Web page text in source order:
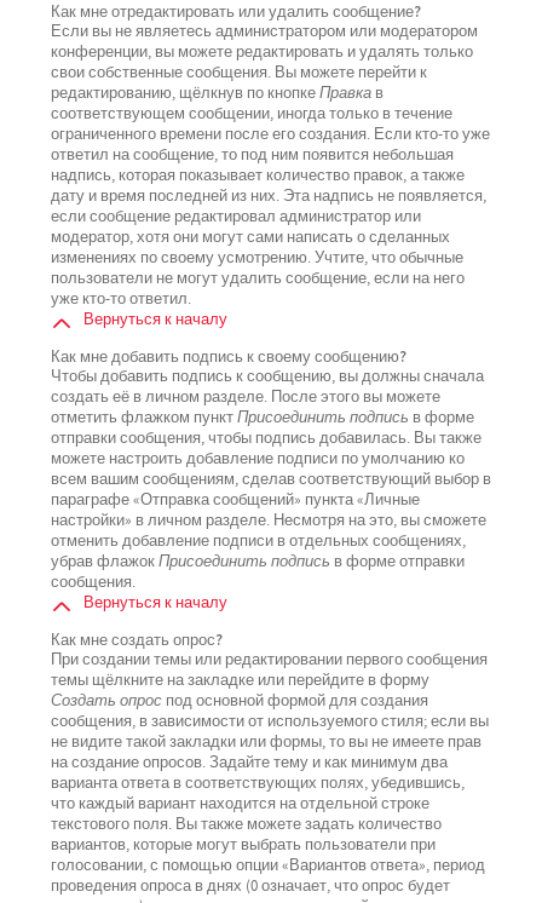
Как мне отредактировать или удалить сообщение?
Если вы не являетесь администратором или модератором
конференции, вы можете редактировать и удалять только
свои собственные сообщения. Вы можете перейти к
редактированию, щёлкнув по кнопкеПравкав
соответствующем сообщении, иногда только в течение
ограниченного времени после его создания. Если кто-то уже
ответил на сообщение, то под ним появится небольшая
надпись, которая показывает количество правок, а также
дату и время последней из них. Эта надпись не появляется,
если сообщение редактировал администратор или
модератор, хотя они могут сами написать о сделанных
изменениях по своему усмотрению. Учтите, что обычные
пользователи не могут удалить сообщение, если на него
уже кто-то ответил.
Вернуться к началу
Как мне добавить подпись к своему сообщению?
Чтобы добавить подпись к сообщению, вы должны сначала
создать её в личном разделе. После этого вы можете
отметить флажком пунктПрисоединить подпись в форме
отправки сообщения, чтобы подпись добавилась. Вы также
можете настроить добавление подписи по умолчанию ко
всем вашим сообщениям, сделав соответствующий выбор в
параграфе «Отправка сообщений» пункта «Личные
настройки» в личном разделе. Несмотря на это, вы сможете
отменить добавление подписи в отдельных сообщениях,
убрав флажокПрисоединить подпись в форме отправки
сообщения.
Вернуться к началу
Как мне создать опрос?
При создании темы или редактировании первого сообщения
темы щёлкните на закладке или перейдите в форму
Создать опроспод основной формой для создания
сообщения, в зависимости от используемого стиля; если вы
не видите такой закладки или формы, то вы не имеете прав
на создание опросов. Задайте тему и как минимум два
варианта ответа в соответствующих полях, убедившись,
что каждый вариант находится на отдельной строке
текстового поля. Вы также можете задать количество
вариантов, которые могут выбрать пользователи при
голосовании, с помощью опции «Вариантов ответа», период
проведения опроса в днях (0 означает, что опрос будет